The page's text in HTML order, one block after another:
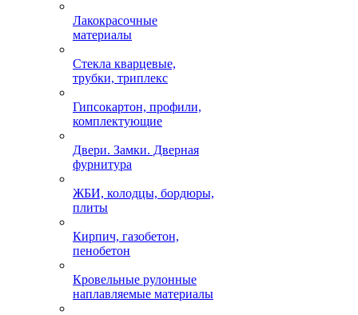
Лакокрасочные
материалы
Стекла кварцевые,
трубки, триплекс
Гипсокартон, профили,
комплектующие
Двери. Замки. Дверная
фурнитура
ЖБИ, колодцы, бордюры,
плиты
Кирпич, газобетон,
пенобетон
Кровельные рулонные
наплавляемые материалы